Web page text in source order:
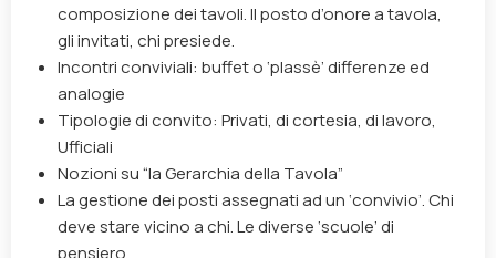
composizione dei tavoli. Il posto d’onore a tavola,
gli invitati, chi presiede.
Incontri conviviali: buffet o ‘plassè’ differenze ed
analogie
Tipologie di convito: Privati, di cortesia, di lavoro,
Ufficiali
Nozioni su “la Gerarchia della Tavola”
La gestione dei posti assegnati ad un ‘convivio’. Chi
deve stare vicino a chi. Le diverse ‘scuole’ di
pensiero